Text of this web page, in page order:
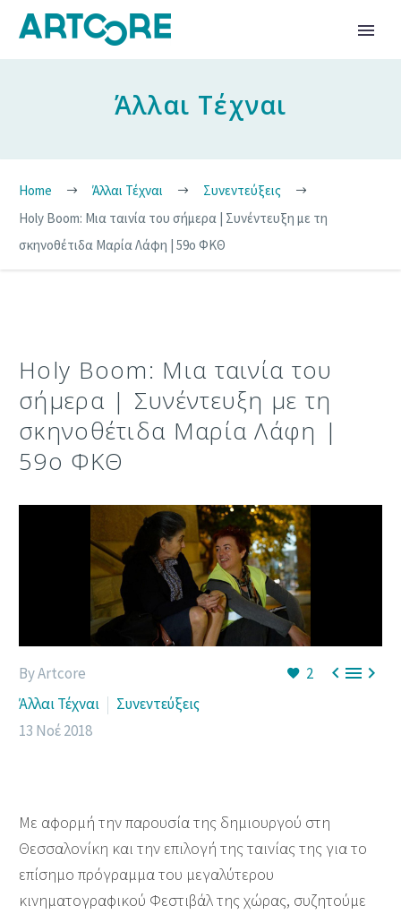
Άλλαι Τέχναι
Home Άλλαι Τέχναι
Συνεντεύξεις
Holy Boom: Μια ταινία του σήμερα | Συνέντευξη με τη
σκηνοθέτιδα Μαρία Λάφη | 59ο ΦΚΘ
Holy Boom: Μια ταινία του
σήμερα | Συνέντευξη με τη
σκηνοθέτιδα Μαρία Λάφη |
59ο ΦΚΘ
2 
By Artcore
Άλλαι Τέχναι
Συνεντεύξεις
13 Νοέ 2018
Με αφορμή την παρουσία της δημιουργού στη
Θεσσαλονίκη και την επιλογή της ταινίας της για το
επίσημο πρόγραμμα του μεγαλύτερου
κινηματογραφικού Φεστιβάλ της χώρας, συζητούμε